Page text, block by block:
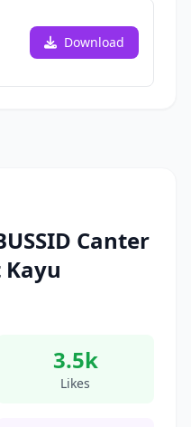
Download
Canter
3.5k
Likes